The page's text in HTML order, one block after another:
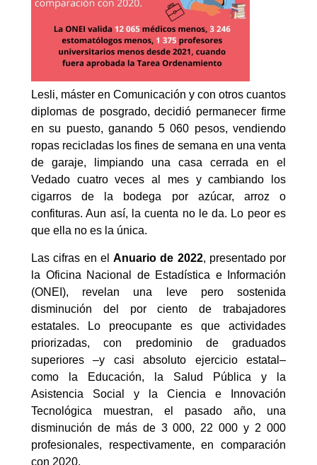
Lesli, máster en Comunicación y con otros cuantos
diplomas de posgrado, decidió permanecer firme
en su puesto, ganando 5 060 pesos, vendiendo
ropas recicladas los fines de semana en una venta
de garaje, limpiando una casa cerrada en el
Vedado cuatro veces al mes y cambiando los
cigarros de la bodega por azúcar, arroz o
confituras. Aun así, la cuenta no le da. Lo peor es
que ella no es la única.
Las cifras en el Anuario de 2022, presentado por
la Oficina Nacional de Estadística e Información
(ONEI), revelan una leve pero sostenida
disminución del por ciento de trabajadores
estatales. Lo preocupante es que actividades
priorizadas, con predominio de graduados
superiores –y casi absoluto ejercicio estatal–
como la Educación, la Salud Pública y la
Asistencia Social y la Ciencia e Innovación
Tecnológica muestran, el pasado año, una
disminución de más de 3 000, 22 000 y 2 000
profesionales, respectivamente, en comparación
con 2020.